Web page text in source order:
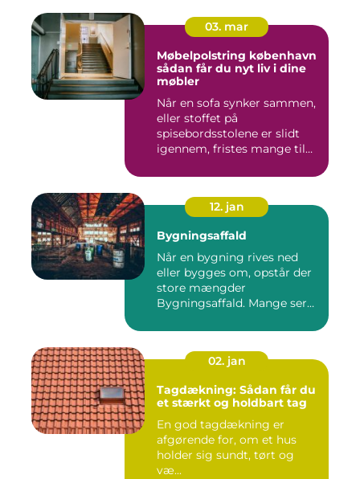
03. mar
Møbelpolstring københavn
sådan får du nyt liv i dine
møbler
Når en sofa synker sammen,
eller stoffet på
spisebordsstolene er slidt
igennem, fristes mange til
12. jan
Bygningsaffald
Når en bygning rives ned
eller bygges om, opstår der
store mængder
Bygningsaffald. Mange ser
02. jan
Tagdækning: Sådan får du
et stærkt og holdbart tag
En god tagdækning er
afgørende for, om et hus
holder sig sundt, tørt og
væ...